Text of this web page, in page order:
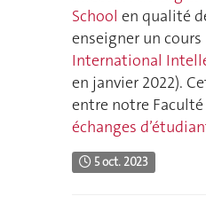
School en qualité
enseigner un
International
en janvier 2022).
entre notre
échanges
5 oct. 2023